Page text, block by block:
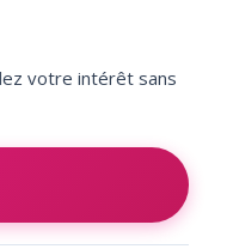
votre intérêt sans